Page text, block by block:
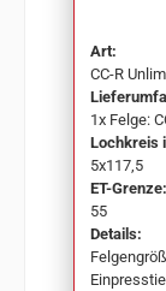
Art:
CC-R
1x Felge:
Lochkreis
5x117,5
ET-Grenze:
55
Details: